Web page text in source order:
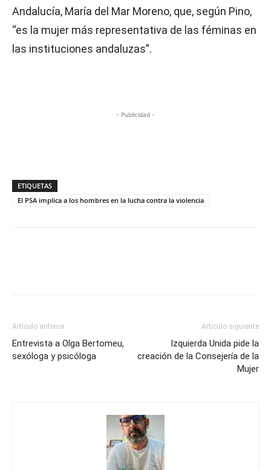
Andalucía, María del Mar Moreno, que, según Pino,
“es la mujer más representativa de las féminas en
las instituciones andaluzas”.
- Publicidad -
ETIQUETAS
El PSA implica a los hombres en la lucha contra la violencia
Artículo anterior
Entrevista a Olga Bertomeu,
sexóloga y psicóloga
Artículo siguiente
Izquierda Unida pide la
creación de la Consejería de la
Mujer